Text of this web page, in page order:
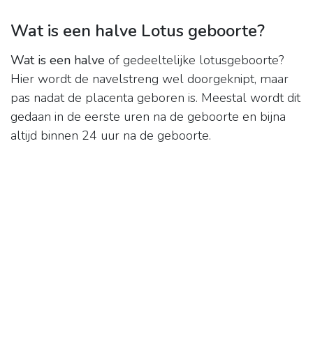
Wat is een halve Lotus geboorte?
Wat is een halve of gedeeltelijke lotusgeboorte?
Hier wordt de navelstreng wel doorgeknipt, maar
pas nadat de placenta geboren is. Meestal wordt dit
gedaan in de eerste uren na de geboorte en bijna
altijd binnen 24 uur na de geboorte.